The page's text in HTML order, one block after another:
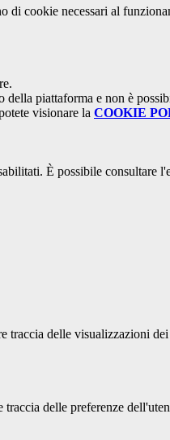
di cookie necessari al
della piattaforma e non è
visionare la COOKIE
È possibile consultare
traccia delle visualizzazioni
traccia delle preferenze